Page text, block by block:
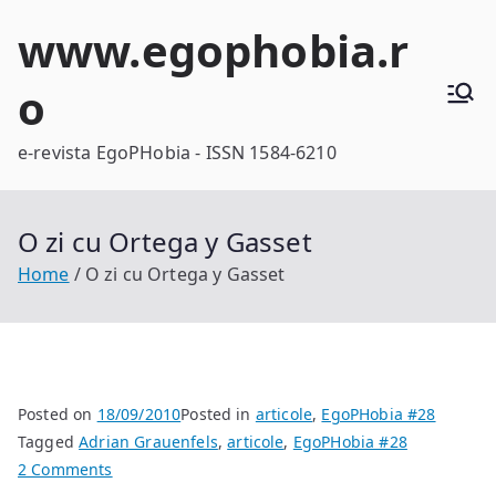
www.egophobia.r
o
e-revista EgoPHobia - ISSN 1584-6210
O zi cu Ortega y Gasset
Home O zi cu Ortega y Gasset
Posted on 18/09/2010Posted in articole, EgoPHobia #28
TaggedAdrian Grauenfels,articole, EgoPHobia #28
2 Comments